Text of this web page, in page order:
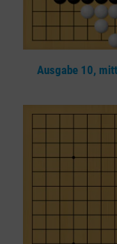
Ausgabe 10,